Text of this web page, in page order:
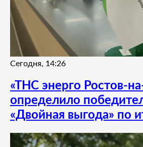
Сегодня, 14:26
«ТНС энерго Ростов-
определило
«Двойная выгода» по